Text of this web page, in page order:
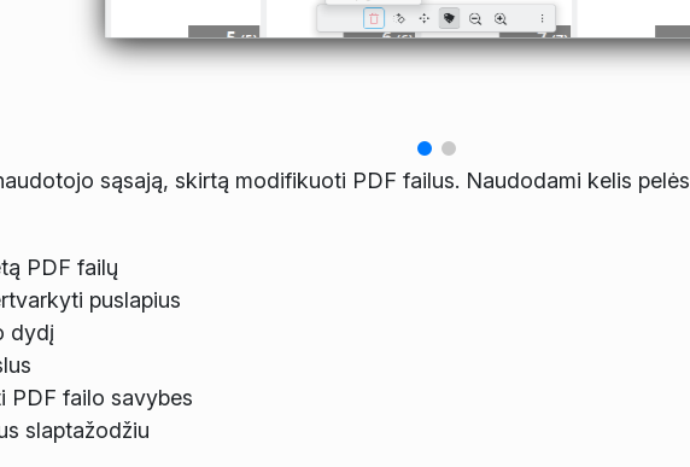
sąsają, skirtą modifikuoti PDF failus. Naudodami kelis pelės
PDF failų
puslapius
dydį
PDF failo savybes
slaptažodžiu